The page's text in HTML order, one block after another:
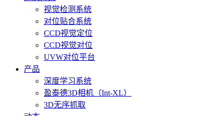
视觉检测系统
对位贴合系统
CCD视觉定位
CCD视觉对位
UVW对位平台
产品
深度学习系统
盈泰德3D相机（Int-XL）
3D无序抓取